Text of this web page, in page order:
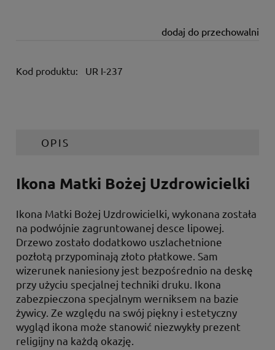
dodaj do przechowalni
Kod produktu: UR I-237
OPIS
Ikona Matki Bożej Uzdrowicielki
Ikona Matki Bożej Uzdrowicielki, wykonana została
na podwójnie zagruntowanej desce lipowej.
Drzewo zostało dodatkowo uszlachetnione
pozłotą przypominają złoto płatkowe. Sam
wizerunek naniesiony jest bezpośrednio na deskę
przy użyciu specjalnej techniki druku. Ikona
zabezpieczona specjalnym werniksem na bazie
żywicy. Ze względu na swój piękny i estetyczny
wygląd ikona może stanowić niezwykły prezent
religijny na każdą okazję.